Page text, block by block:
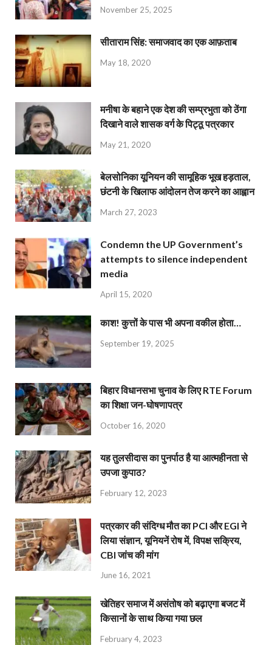
November 25, 2025
सीताराम सिंह: समाजवाद का एक आफ़ताब
May 18, 2020
मनीषा के बहाने एक देश की सम्प्रभुता को ठेंगा
दिखाने वाले शासक वर्ग के पिट्ठू पत्रकार
May 21, 2020
बेलसोनिका यूनियन की सामूहिक भूख हड़ताल,
छंटनी के खिलाफ आंदोलन तेज करने का आह्वान
March 27, 2023
Condemn the UP Government’s
attempts to silence independent
media
April 15, 2020
काश! कुत्तों के पास भी अपना वकील होता…
September 19, 2025
बिहार विधानसभा चुनाव के लिए RTE Forum
का शिक्षा जन-घोषणापत्र
October 16, 2020
यह तुलसीदास का पुनर्पाठ है या आत्महीनता से
उपजा कुपाठ?
February 12, 2023
पत्रकार की संदिग्ध मौत का PCI और EGI ने
लिया संज्ञान, यूनियनें रोष में, विपक्ष सक्रिय,
CBI जांच की मांग
June 16, 2021
खेतिहर समाज में असंतोष को बढ़ाएगा बजट में
किसानों के साथ किया गया छल
February 4, 2023